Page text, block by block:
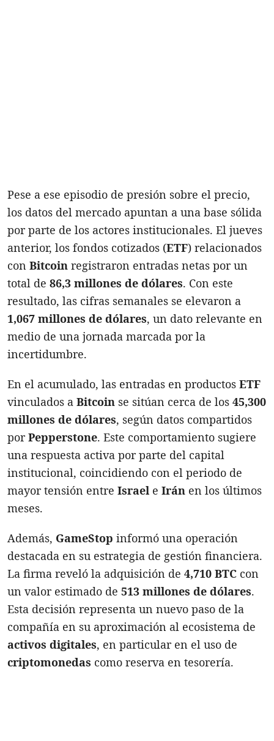
Pese a ese episodio de presión sobre el precio,
los datos del mercado apuntan a una base sólida
por parte de los actores institucionales. El jueves
anterior, los fondos cotizados (ETF) relacionados
con Bitcoin registraron entradas netas por un
total de 86,3 millones de dólares. Con este
resultado, las cifras semanales se elevaron a
1,067 millones de dólares, un dato relevante en
medio de una jornada marcada por la
incertidumbre.
En el acumulado, las entradas en productos ETF
vinculados a Bitcoin se sitúan cerca de los 45,300
millones de dólares, según datos compartidos
porPepperstone. Este comportamiento sugiere
una respuesta activa por parte del capital
institucional, coincidiendo con el periodo de
mayor tensión entre Israel e Irán en los últimos
meses.
Además, GameStop informó una operación
destacada en su estrategia de gestión financiera.
La firma reveló la adquisición de 4,710 BTC con
un valor estimado de 513 millones de dólares.
Esta decisión representa un nuevo paso de la
compañía en su aproximación al ecosistema de
activos digitales, en particular en el uso de
criptomonedas como reserva en tesorería.